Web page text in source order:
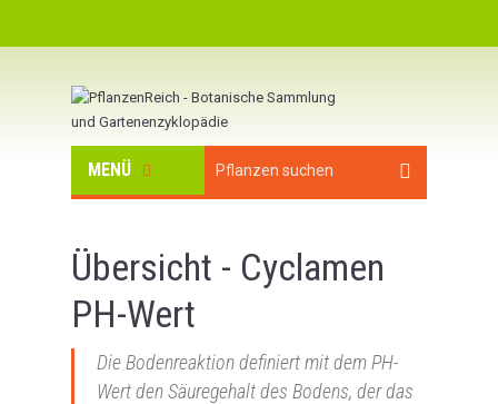
MENÜ
Übersicht - Cyclamen
PH-Wert
Die Bodenreaktion definiert mit dem PH-
Wert den Säuregehalt des Bodens, der das